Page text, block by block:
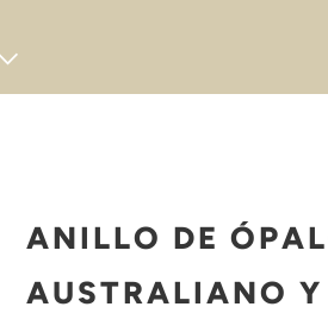
ANILLO DE
AUSTRALIANO